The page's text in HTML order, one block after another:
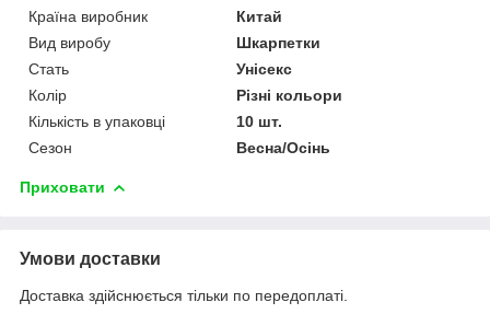
Країна виробник
Китай
Вид виробу
Шкарпетки
Стать
Унісекс
Колір
Різні кольори
Кількість в упаковці
10 шт.
Сезон
Весна/Осінь
Приховати
Умови доставки
Доставка здійснюється тільки по передоплаті.